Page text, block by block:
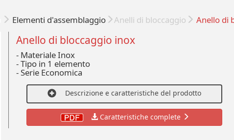
Elementi d'assemblaggio Anelli di bloccaggio Anello di
Anello di bloccaggio inox
- Materiale Inox
-Tipo in 1 elemento
-Serie Economica
Descrizione e caratteristiche del prodotto
Caratteristiche complete